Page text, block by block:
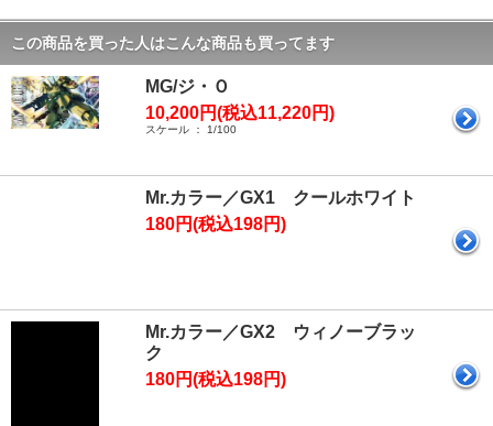
この商品を買った人はこんな商品も買ってます
MG/ジ・Ｏ
10,200円(税込11,220円)
スケール ： 1/100
Mr.カラー／GX1 クールホワイト
180円(税込198円)
Mr.カラー／GX2 ウィノーブラッ
ク
180円(税込198円)